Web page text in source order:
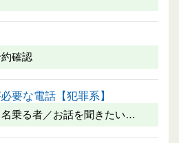
確認
要な電話【犯罪系】
乗る者／お話を聞きたい…